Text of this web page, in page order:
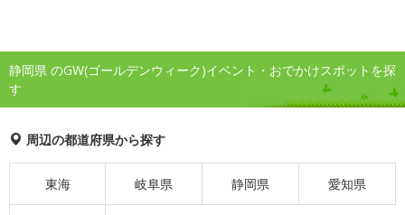
静岡県 のGW(ゴールデンウィーク)イベント・おでかけスポットを探
す
周辺の都道府県から探す
東海 岐阜県 静岡県 愛知県